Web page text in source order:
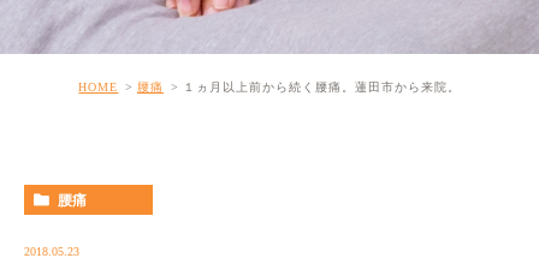
HOME 腰痛 １ヵ月以上前から続く腰痛。蓮田市から来院。
腰痛
2018.05.23